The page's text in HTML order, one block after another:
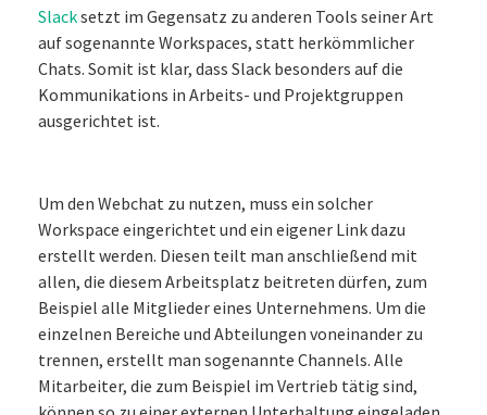
Slacksetzt im Gegensatz zu anderen Tools seiner Art
auf sogenannte Workspaces, statt herkömmlicher
Chats. Somit ist klar, dass Slack besonders auf die
Kommunikations in Arbeits- und Projektgruppen
ausgerichtet ist.
Um den Webchat zu nutzen, muss ein solcher
Workspace eingerichtet und ein eigener Link dazu
erstellt werden. Diesen teilt man anschließend mit
allen, die diesem Arbeitsplatz beitreten dürfen, zum
Beispiel alle Mitglieder eines Unternehmens. Um die
einzelnen Bereiche und Abteilungen voneinander zu
trennen, erstellt man sogenannte Channels. Alle
Mitarbeiter, die zum Beispiel im Vertrieb tätig sind,